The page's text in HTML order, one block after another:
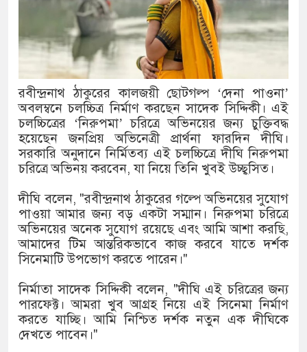
‘গুলশানের চামেলি’তে ভিন্ন
যৌনকর্মীর দালাল চরিত্রে
সারজিস-পাটোয়ারীসহ ১০ জনের
গুলশান থেকে সাবেক মন্ত্রী লতিফ
‘স্কুটি নাকি গোল্ড?’
এর ফ্রিডম ব্র্যান্ড, বাড়ল ক্যাম্পেইনের
১৫২২ পুলিশ সদস্যকে চাকরিতে
খিলক্ষেত থানা বিএনপির যুগ্ম
সার্ককে আরও গতিশীল করতে চায়
প্রেমের সম্পর্ক ছিন্ন না করায়
রবীন্দ্রনাথ ঠাকুরের কালজয়ী ছোটগল্প ‘দেনা পাওনা’
অবলম্বনে চলচ্চিত্র নির্মাণ করছেন সাদেক সিদ্দিকী। এই
চলচ্চিত্রের ‘নিরুপমা’ চরিত্রে অভিনয়ের জন্য চুক্তিবদ্ধ
হয়েছেন জনপ্রিয় অভিনেত্রী প্রার্থনা ফারদিন দীঘি।
সরকারি অনুদানে নির্মিতব্য এই চলচ্চিত্রে দীঘি নিরুপমা
চরিত্রে অভিনয় করবেন, যা নিয়ে তিনি খুবই উচ্ছ্বসিত।
দীঘি বলেন, "রবীন্দ্রনাথ ঠাকুরের গল্পে অভিনয়ের সুযোগ
পাওয়া আমার জন্য বড় একটা সম্মান। নিরুপমা চরিত্রে
অভিনয়ের অনেক সুযোগ রয়েছে এবং আমি আশা করছি,
আমাদের টিম আন্তরিকভাবে কাজ করবে যাতে দর্শক
সিনেমাটি উপভোগ করতে পারেন।"
নির্মাতা সাদেক সিদ্দিকী বলেন, "দীঘি এই চরিত্রের জন্য
পারফেক্ট। আমরা খুব আগ্রহ নিয়ে এই সিনেমা নির্মাণ
করতে যাচ্ছি। আমি নিশ্চিত দর্শক নতুন এক দীঘিকে
দেখতে পাবেন।"